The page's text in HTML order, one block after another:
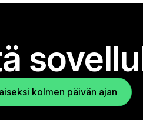
kolmen päivän ajan